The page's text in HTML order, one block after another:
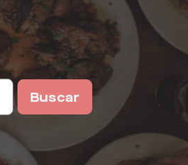
Buscar